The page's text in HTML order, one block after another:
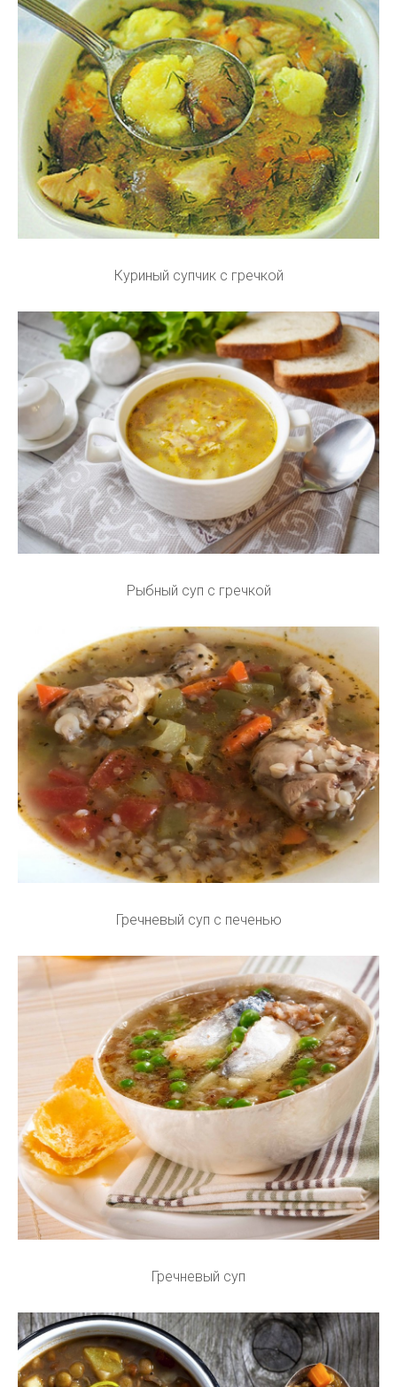
Куриный супчик с гречкой
Рыбный суп с гречкой
Гречневый суп с печенью
Гречневый суп